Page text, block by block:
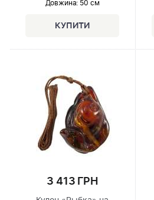
Довжина: 50 см
3 413 ГРН